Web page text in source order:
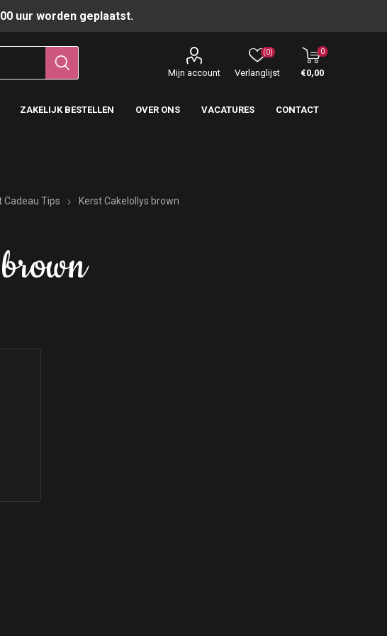
uur worden geplaatst.
Mijn account Verlanglijst
(0) 0
€0,00
ZAKELIJK BESTELLEN OVER ONS VACATURES CONTACT
Cadeau Tips Kerst Cakelollys brown